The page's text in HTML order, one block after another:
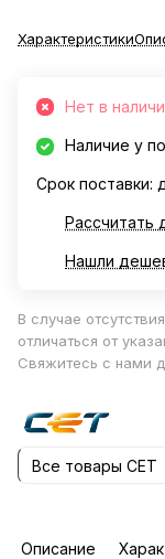
Характеристики
Нет в
Наличие у
Срок поставки:
Рассчитать
Нашли
В случае
отличаться от
Свяжитесь с нами
Все товары CET
Описание